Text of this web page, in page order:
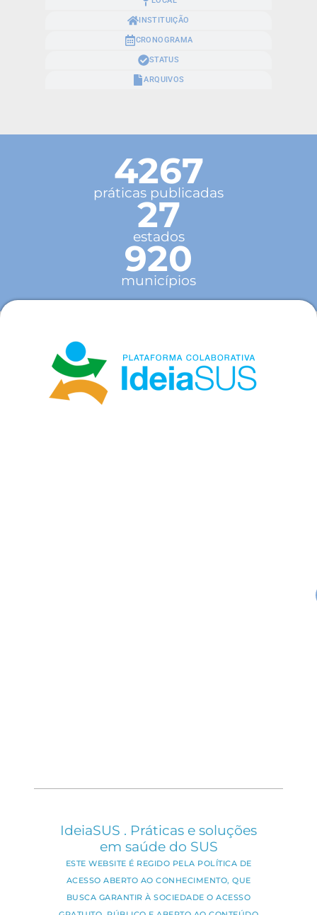
INSTITUIÇÃO
CRONOGRAMA
STATUS
ARQUIVOS
4267
práticas publicadas
27
estados
920
municípios
IdeiaSUS . Práticas e soluções
em saúde do SUS
ESTE WEBSITE É REGIDO PELA POLÍTICA DE
ACESSO ABERTO AO CONHECIMENTO, QUE
BUSCA GARANTIR À SOCIEDADE O ACESSO